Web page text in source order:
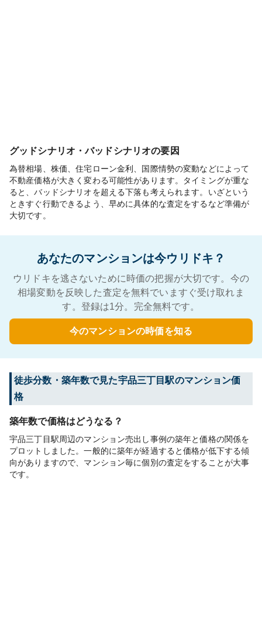
グッドシナリオ・バッドシナリオの要因
為替相場、株価、住宅ローン金利、国際情勢の変動などによって
不動産価格が大きく変わる可能性があります。タイミングが重な
ると、バッドシナリオを超える下落も考えられます。いざという
ときすぐ行動できるよう、早めに具体的な査定をするなど準備が
大切です。
あなたのマンションは今ウリドキ？
ウリドキを逃さないために時価の把握が大切です。今の
相場変動を反映した査定を無料でいますぐ受け取れま
す。登録は1分。完全無料です。
今のマンションの時価を知る
徒歩分数・築年数で見た宇品三丁目駅のマンション価
格
築年数で価格はどうなる？
宇品三丁目駅周辺のマンション売出し事例の築年と価格の関係を
プロットしました。一般的に築年が経過すると価格が低下する傾
向がありますので、マンション毎に個別の査定をすることが大事
です。